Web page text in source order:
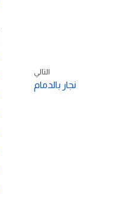
التالي
نجار بالدمام